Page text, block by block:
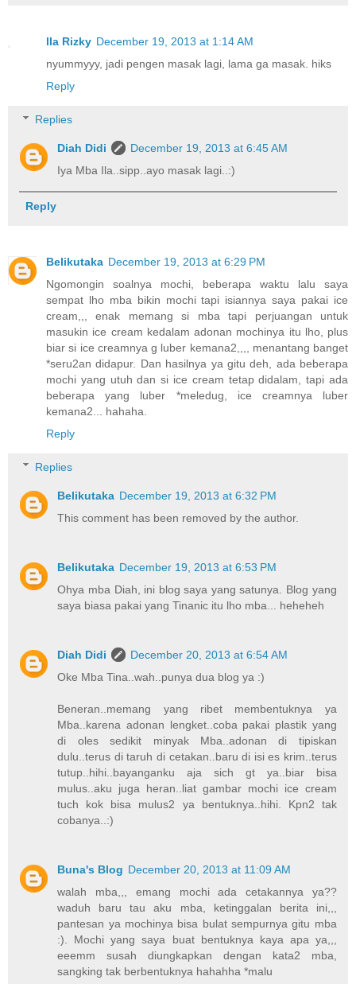
Ila Rizky December 19, 2013 at 1:14 AM
nyummyyy, jadi pengen masak lagi, lama ga masak. hiks
Reply
Replies
Diah Didi
December 19, 2013 at 6:45 AM
Iya Mba Ila..sipp..ayo masak lagi..:)
Reply
Belikutaka December 19, 2013 at 6:29 PM
Ngomongin soalnya mochi, beberapa waktu lalu saya
sempat lho mba bikin mochi tapi isiannya saya pakai ice
cream,,, enak memang si mba tapi perjuangan untuk
masukin ice cream kedalam adonan mochinya itu lho, plus
biar si ice creamnya g luber kemana2,,,, menantang banget
*seru2an didapur. Dan hasilnya ya gitu deh, ada beberapa
mochi yang utuh dan si ice cream tetap didalam, tapi ada
beberapa yang luber *meledug, ice creamnya luber
kemana2... hahaha.
Reply
Replies
Belikutaka December 19, 2013 at 6:32 PM
This comment has been removed by the author.
Belikutaka December 19, 2013 at 6:53 PM
Ohya mba Diah, ini blog saya yang satunya. Blog yang
saya biasa pakai yang Tinanic itu lho mba... heheheh
Diah Didi
December 20, 2013 at 6:54 AM
Oke Mba Tina..wah..punya dua blog ya :)
Beneran..memang yang ribet membentuknya ya
Mba..karena adonan lengket..coba pakai plastik yang
di oles sedikit minyak Mba..adonan di tipiskan
dulu..terus di taruh di cetakan..baru di isi es krim..terus
tutup..hihi..bayanganku aja sich gt ya..biar bisa
mulus..aku juga heran..liat gambar mochi ice cream
tuch kok bisa mulus2 ya bentuknya..hihi. Kpn2 tak
cobanya..:)
Buna's Blog December 20, 2013 at 11:09 AM
walah mba,,, emang mochi ada cetakannya ya??
waduh baru tau aku mba, ketinggalan berita ini,,,
pantesan ya mochinya bisa bulat sempurnya gitu mba
:). Mochi yang saya buat bentuknya kaya apa ya,,,
eeemm susah diungkapkan dengan kata2 mba,
sangking tak berbentuknya hahahha *malu